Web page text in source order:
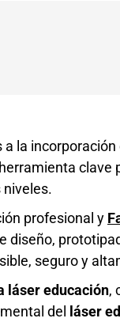
la
profesional y
seguro y
láser educación,
del
láser